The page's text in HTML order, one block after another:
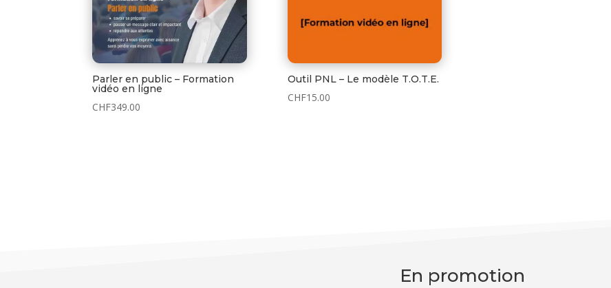
Parler en public – Formation
vidéo en ligne
CHF349.00
Outil PNL – Le modèle T.O.T.E.
CHF15.00
En promotion